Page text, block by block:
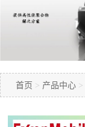
首页 > 产品中心 >